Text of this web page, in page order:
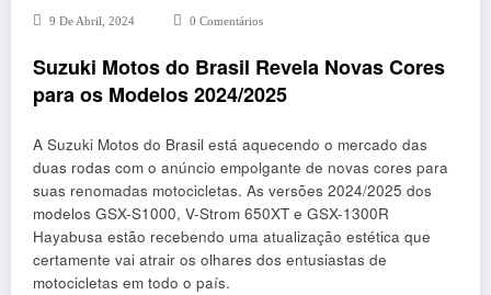
9 De Abril, 2024 0 Comentários
Suzuki Motos do Brasil Revela Novas Cores
para os Modelos 2024/2025
A Suzuki Motos do Brasil está aquecendo o mercado das
duas rodas com o anúncio empolgante de novas cores para
suas renomadas motocicletas. As versões 2024/2025 dos
modelos GSX-S1000, V-Strom 650XT e GSX-1300R
Hayabusa estão recebendo uma atualização estética que
certamente vai atrair os olhares dos entusiastas de
motocicletas em todo o país.